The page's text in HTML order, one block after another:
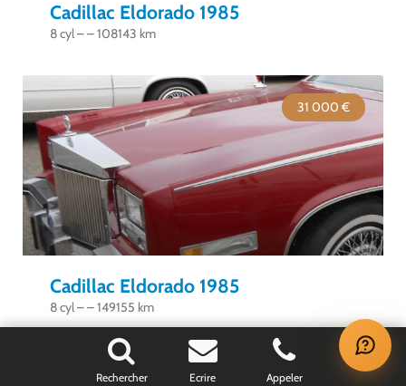
Cadillac Eldorado 1985
8 cyl – – 108143 km
31 000 €
Cadillac Eldorado 1985
8 cyl – – 149155 km
69 000 €
VOS DERNIÈRES ANNONCES VUES ×
Rechercher Ecrire Appeler